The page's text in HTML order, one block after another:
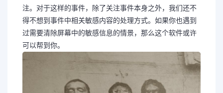
注。对于这样的事件，除了关注事件本身之外，我们还不
得不想到事件中相关敏感内容的处理方式。如果你也遇到
过需要清除屏幕中的敏感信息的情景，那么这个软件或许
可以帮到你。